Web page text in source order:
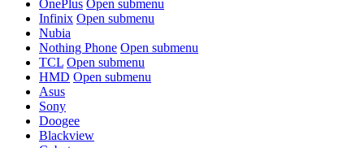
OnePlus Open submenu
Infinix Open submenu
Nubia
Nothing Phone Open submenu
TCL Open submenu
HMD Open submenu
Asus
Sony
Doogee
Blackview